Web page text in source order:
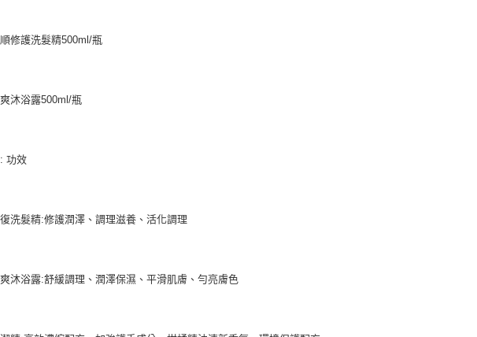
修護洗髮精500ml/瓶
沐浴露500ml/瓶
功效
洗髮精:修護潤澤、調理滋養、活化調理
沐浴露:舒緩調理、潤澤保濕、平滑肌膚、勻亮膚色